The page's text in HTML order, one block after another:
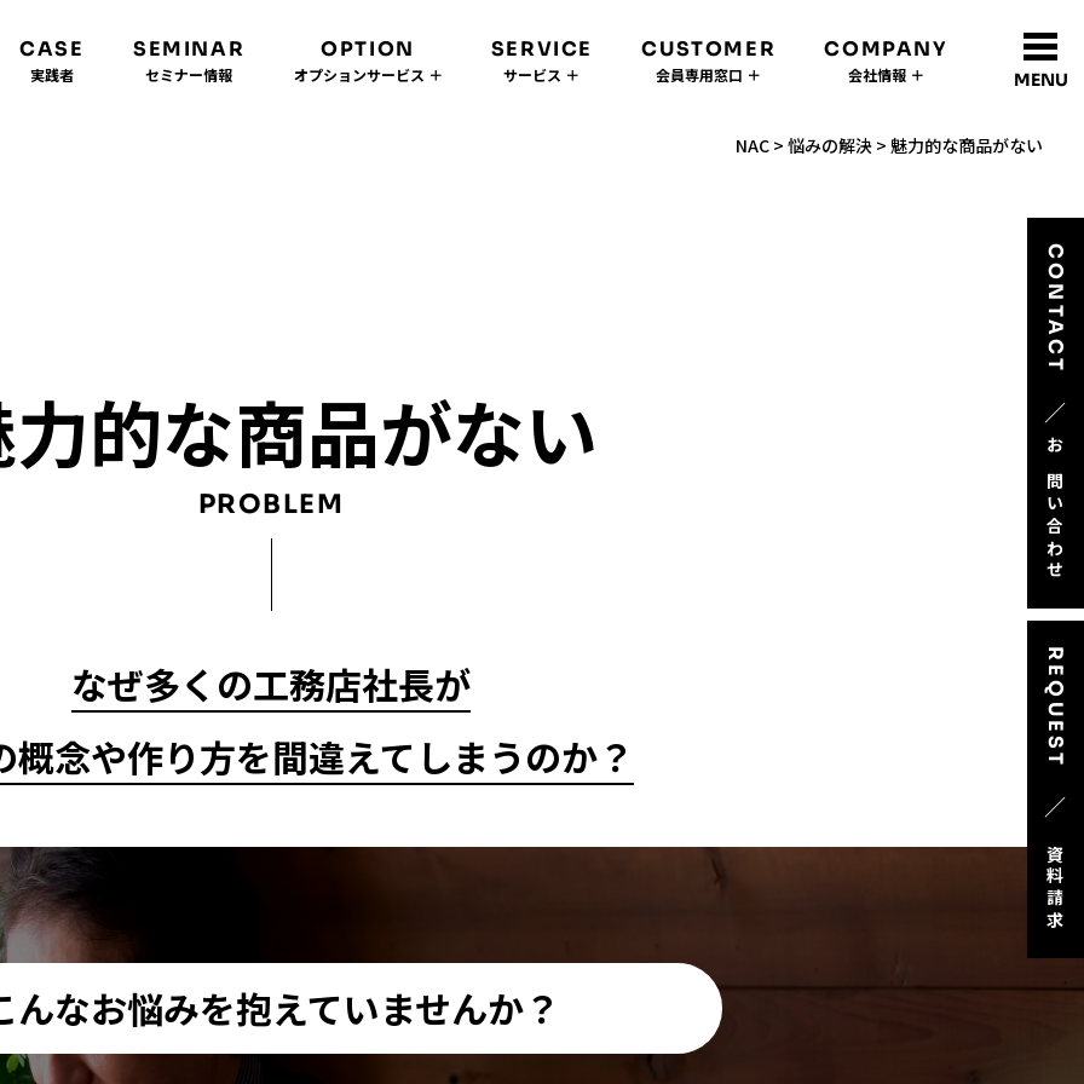
CASE
実践者
SEMINAR
セミナー情報
OPTION
オプションサービス ＋
SERVICE
サービス ＋
CUSTOMER
会員専用窓口 ＋
COMPANY
会社情報 ＋ MENU
CONTACT
／
お問い合わせ
REQUEST
／
資料請求
NAC >悩みの解決 > 魅力的な商品がない
的な商品がない
PROBLEM
なぜ多くの工務店社長が
概念や作り方を間違えてしまうのか？
んなお悩みを抱えていませんか？